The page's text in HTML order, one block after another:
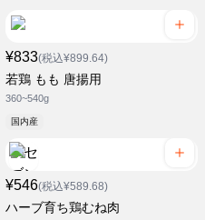
¥833(税込¥899.64)
若鶏 もも 唐揚用
360~540g
国内産
¥546(税込¥589.68)
ハーブ育ち鶏むね肉